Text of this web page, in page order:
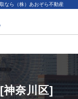
なら（株）あおぞら不動産
奈川区]